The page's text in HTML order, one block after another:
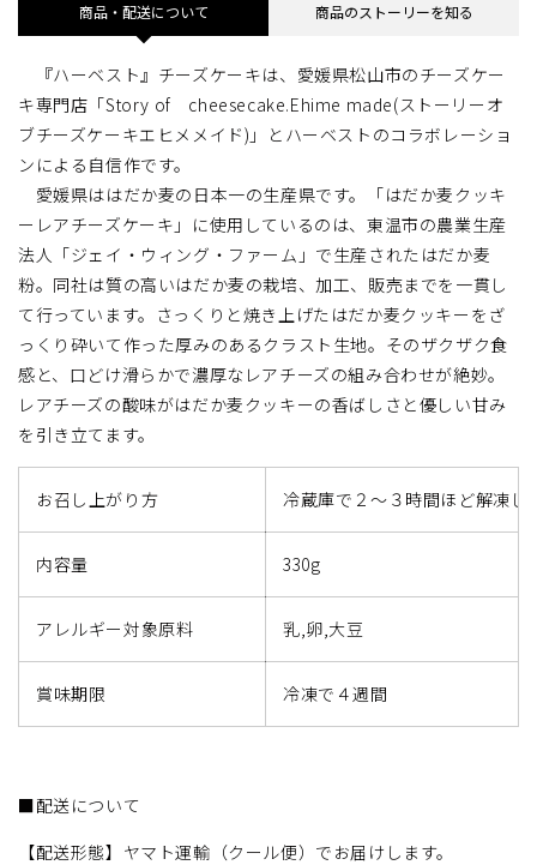
ー
キ
【ホ
ー
ル】
〈Story
of
cheesecake.Ehime
made〉
の
数
量
を
減
ら
す
ケ
ー
キ
【ホ
ー
ル】
〈Story
of
cheesecake.Ehime
made〉
の
数
量
を
増
す
商品・配送について 商品のストーリーを知る
『ハーベスト』チーズケーキは、愛媛県松山市のチーズケー
キ専門店「Story of cheesecake.Ehime made(ストーリーオ
ブチーズケーキエヒメメイド)」とハーベストのコラボレーショ
ンによる自信作です。
愛媛県ははだか麦の日本一の生産県です。「はだか麦クッキ
ーレアチーズケーキ」に使用しているのは、東温市の農業生産
法人「ジェイ・ウィング・ファーム」で生産されたはだか麦
粉。同社は質の高いはだか麦の栽培、加工、販売までを一貫し
て行っています。さっくりと焼き上げたはだか麦クッキーをざ
っくり砕いて作った厚みのあるクラスト生地。そのザクザク食
感と、口どけ滑らかで濃厚なレアチーズの組み合わせが絶妙。
レアチーズの酸味がはだか麦クッキーの香ばしさと優しい甘み
を引き立てます。
お召し上がり方 冷蔵庫で２〜３時間ほど解凍し
内容量 330g
アレルギー対象原料 乳,卵,大豆
賞味期限 冷凍で４週間
■配送について
【配送形態】ヤマト運輸（クール便）でお届けします。